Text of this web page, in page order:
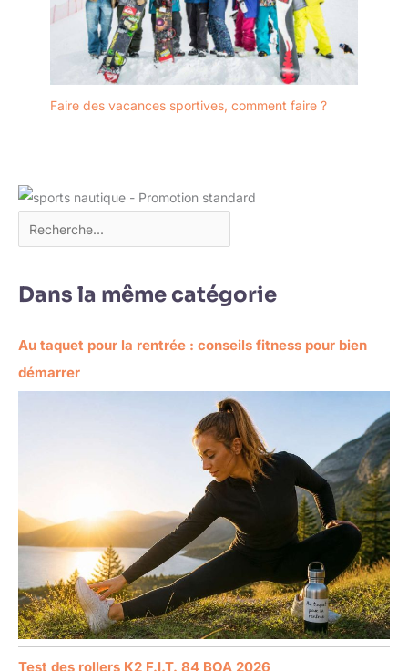
Faire des vacances sportives, comment faire ?
Dans la même catégorie
Au taquet pour la rentrée : conseils fitness pour bien
démarrer
Test des rollers K2 F.I.T. 84 BOA 2026